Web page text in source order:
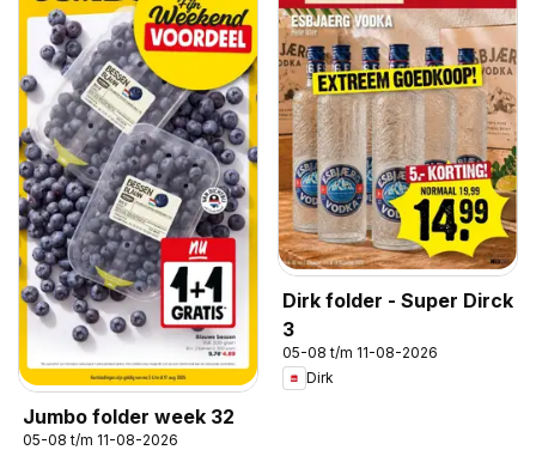
Jumbo folder week 32
05-08 t/m 11-08-2026
Dirk folder - Super Dirck
3
05-08 t/m 11-08-2026
Dirk